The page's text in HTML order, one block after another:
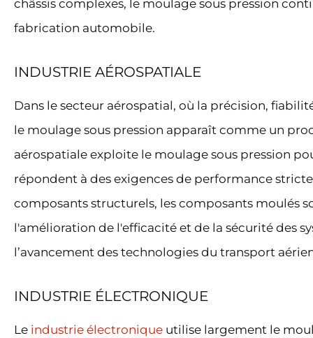
châssis complexes, le moulage sous pression
fabrication automobile.
INDUSTRIE AÉROSPATIALE
Dans le secteur aérospatial, où la précision,
le moulage sous pression apparaît comme un
aérospatiale exploite le moulage sous pression
répondent à des exigences de performance
composants structurels, les composants moulés
l'amélioration de l'efficacité et de la sécurité des
l’avancement des technologies du transport
INDUSTRIE ÉLECTRONIQUE
Le industrie électronique utilise largement le